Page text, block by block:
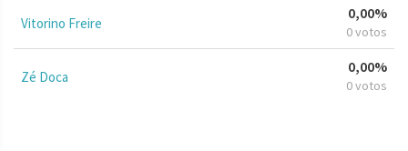
Vitorino Freire
0,00%
0 votos
Zé Doca
0,00%
0 votos